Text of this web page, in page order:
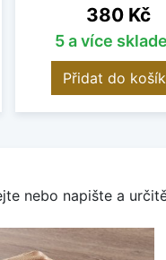
Cena
380 Kč
5 a více
Přidat do
nebo napište a